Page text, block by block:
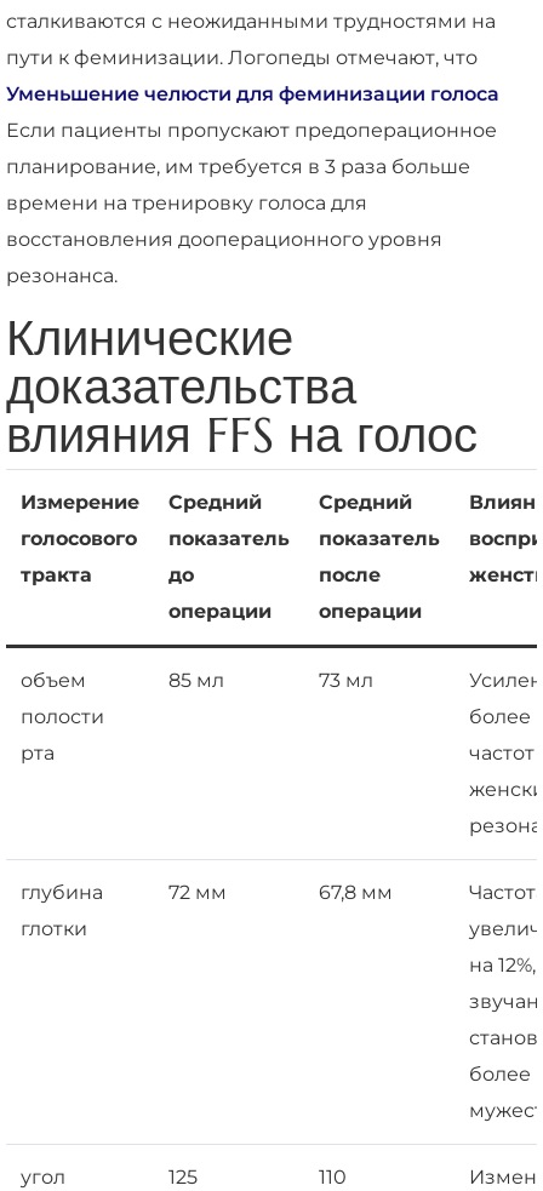
сталкиваются с неожиданными трудностями на
пути к феминизации. Логопеды отмечают, что
Уменьшение челюсти для феминизации голоса
Если пациенты пропускают предоперационное
планирование, им требуется в 3 раза больше
времени на тренировку голоса для
восстановления дооперационного уровня
резонанса.
Клинические
доказательства
влияния FFS на голос
Измерение
голосового
тракта
Средний
показатель
до
операции
Средний
показатель
после
операции
объем
полости
рта
85 мл 73 мл
более
глубина
глотки
72 мм 67,8 мм
на 12%,
более
угол
125
110